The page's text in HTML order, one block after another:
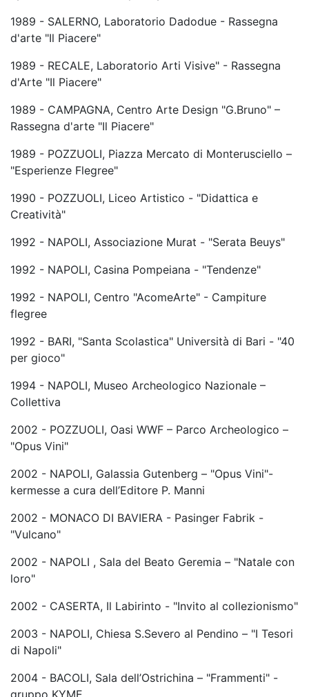
1989 - SALERNO, Laboratorio Dadodue - Rassegna
d'arte "Il Piacere"
1989 - RECALE, Laboratorio Arti Visive" - Rassegna
d'Arte "Il Piacere"
1989 - CAMPAGNA, Centro Arte Design "G.Bruno" –
Rassegna d'arte "Il Piacere"
1989 - POZZUOLI, Piazza Mercato di Monterusciello –
"Esperienze Flegree"
1990 - POZZUOLI, Liceo Artistico - "Didattica e
Creatività"
1992 - NAPOLI, Associazione Murat - "Serata Beuys"
1992 - NAPOLI, Casina Pompeiana - "Tendenze"
1992 - NAPOLI, Centro "AcomeArte" - Campiture
flegree
1992 - BARI, "Santa Scolastica" Università di Bari - "40
per gioco"
1994 - NAPOLI, Museo Archeologico Nazionale –
Collettiva
2002 - POZZUOLI, Oasi WWF – Parco Archeologico –
"Opus Vini"
2002 - NAPOLI, Galassia Gutenberg – "Opus Vini"-
kermesse a cura dell’Editore P. Manni
2002 - MONACO DI BAVIERA - Pasinger Fabrik -
"Vulcano"
2002 - NAPOLI , Sala del Beato Geremia – "Natale con
loro"
2002 - CASERTA, Il Labirinto - "Invito al collezionismo"
2003 - NAPOLI, Chiesa S.Severo al Pendino – "I Tesori
di Napoli"
2004 - BACOLI, Sala dell’Ostrichina – "Frammenti" -
gruppo KYME